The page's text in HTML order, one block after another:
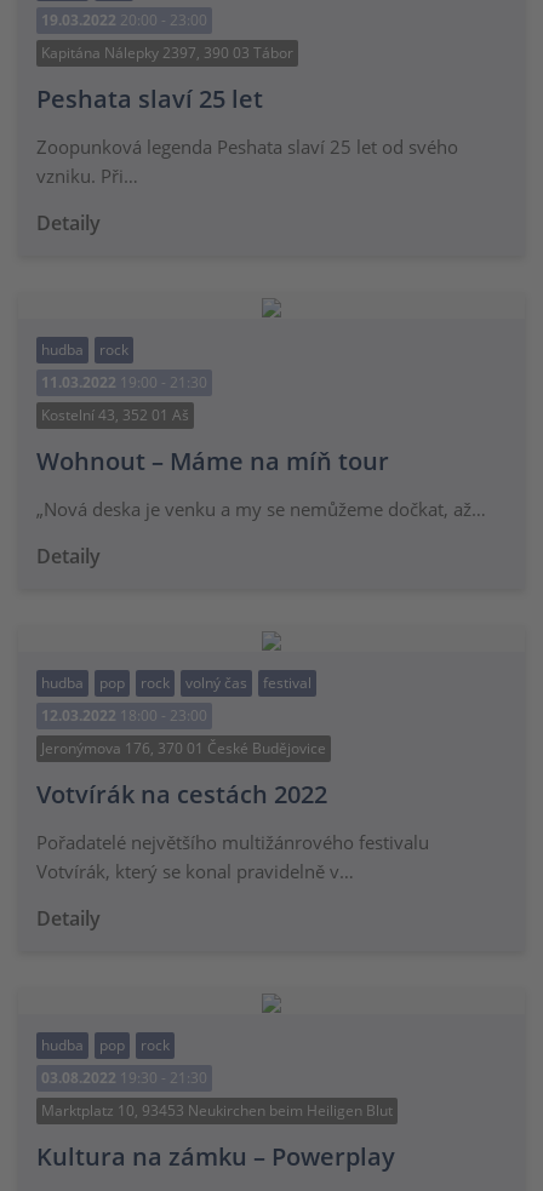
19.03.2022 20:00 - 23:00
Kapitána Nálepky 2397, 390 03 Tábor
Peshata slaví 25 let
Zoopunková legenda Peshata slaví 25 let od svého
vzniku. Při…
Detaily
hudba
rock
11.03.2022 19:00 - 21:30
Kostelní 43, 352 01 Aš
Wohnout – Máme na míň tour
„Nová deska je venku a my se nemůžeme dočkat, až…
Detaily
hudba pop rock volný čas
festival
12.03.2022 18:00 - 23:00
Jeronýmova 176, 370 01 České Budějovice
Votvírák na cestách 2022
Pořadatelé největšího multižánrového festivalu
Votvírák, který se konal pravidelně v…
Detaily
hudba pop
rock
03.08.2022 19:30 - 21:30
Marktplatz 10, 93453 Neukirchen beim Heiligen Blut
Kultura na zámku – Powerplay